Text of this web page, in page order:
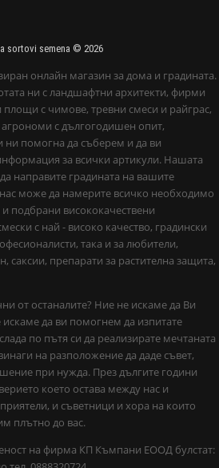
sortovi semena © 2026
онлайн магазин за дома и градината.
ни с ландшафтни архитекти, фирми
площи с чимове, тревни смеси и райграс,
с дългогодишен опит,
ни помогна да съберем и да ви
за всички артикули. Нашата
направите градината на вашите
може да намерите всичко необходимо
подбрани висококачествени
с най - високо качество, градински
така и за любители,
саксии, препарати за растителна защита,
от останалите? Ние не искаме да Ви
да ви помогнем да изпитате
по пътя си да реализирате мечтаната
на разположение да даде съвет,
при нужда. През дългите години
което остава между нас и
и съветници и хора на които
плътно до вас.
на фирма КП Къмпани ЕООД булстат: